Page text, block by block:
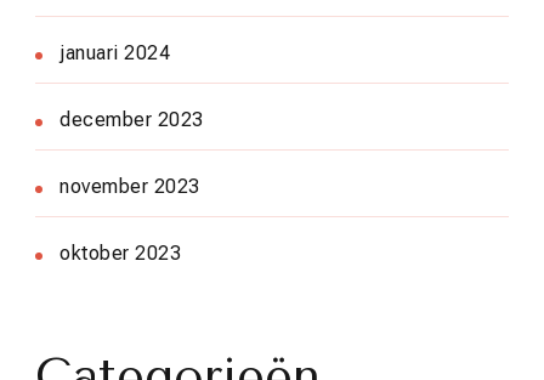
januari 2024
december 2023
november 2023
oktober 2023